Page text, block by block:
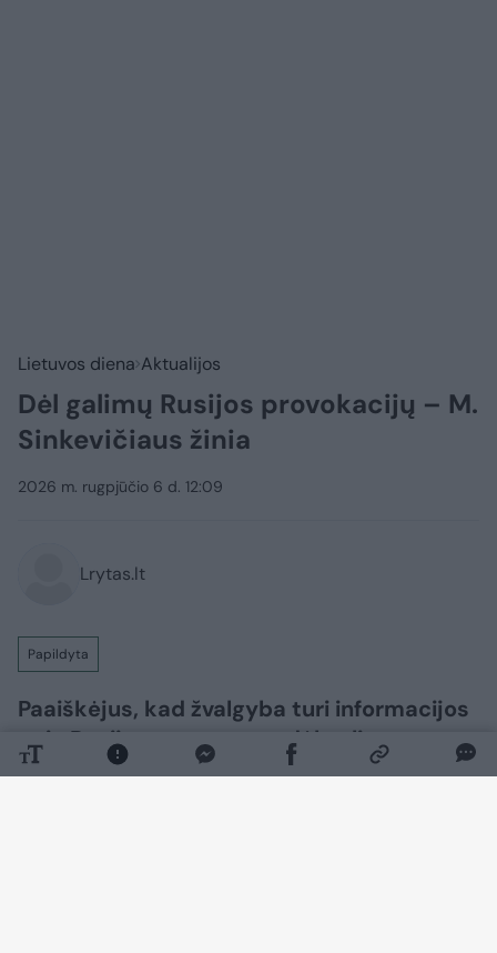
Lietuvos diena Aktualijos
Dėl galimų Rusijos provokacijų – M.
Sinkevičiaus žinia
2026 m. rugpjūčio 6 d. 12:09
Lrytas.lt
Papildyta
Paaiškėjus, kad žvalgyba turi informacijos
apie Rusijos svarstymus dėl galimų
provokacijų Baltijos regione, premjeras